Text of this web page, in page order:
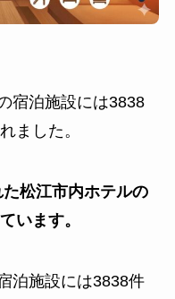
宿泊施設には3838
ました。
松江市内ホテルの
います。
泊施設には3838件